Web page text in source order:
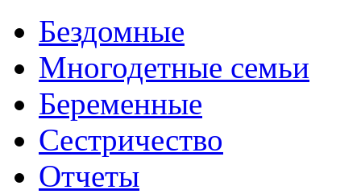
Бездомные
Многодетные семьи
Беременные
Сестричество
Отчеты